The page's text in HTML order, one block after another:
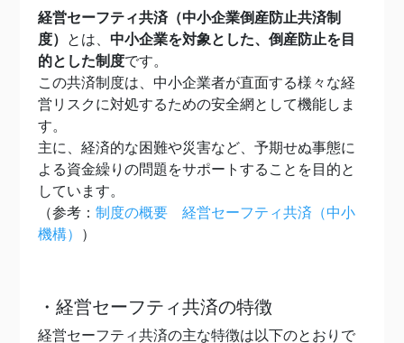
経営セーフティ共済（中小企業倒産防止共済制
度）
とは、 中小企業を対象とした、倒産防止を目
的とした制度です。
この共済制度は、中小企業者が直面する様々な経
営リスクに対処するための安全網として機能しま
す。
主に、経済的な困難や災害など、予期せぬ事態に
よる資金繰りの問題をサポートすることを目的と
しています。
（参考： 制度の概要 経営セーフティ共済（中小
機構）
）
・経営セーフティ共済の特徴
経営セーフティ共済の主な特徴は以下のとおりで